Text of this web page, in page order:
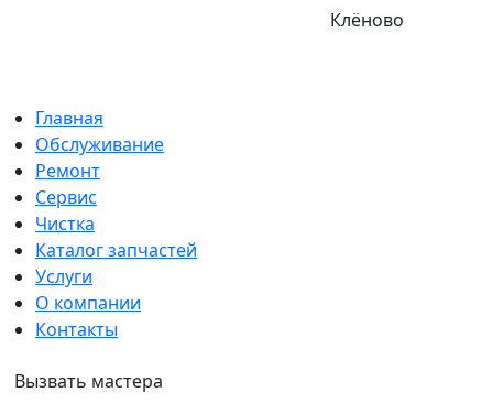
Клёново
Главная
Обслуживание
Ремонт
Сервис
Чистка
Каталог запчастей
Услуги
О компании
Контакты
Вызвать мастера